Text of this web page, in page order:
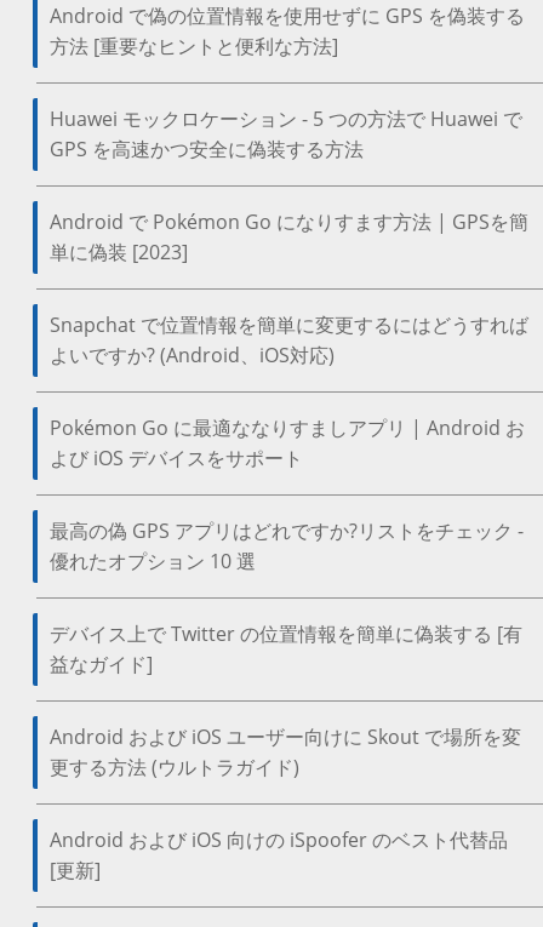
Android で偽の位置情報を使用せずに GPS を偽装する
方法 [重要なヒントと便利な方法]
Huawei モックロケーション - 5 つの方法で Huawei で
GPS を高速かつ安全に偽装する方法
Android で Pokémon Go になりすます方法 | GPSを簡
単に偽装 [2023]
Snapchat で位置情報を簡単に変更するにはどうすれば
よいですか? (Android、iOS対応)
Pokémon Go に最適ななりすましアプリ | Android お
よび iOS デバイスをサポート
最高の偽 GPS アプリはどれですか?リストをチェック -
優れたオプション 10 選
デバイス上で Twitter の位置情報を簡単に偽装する [有
益なガイド]
Android および iOS ユーザー向けに Skout で場所を変
更する方法 (ウルトラガイド)
Android および iOS 向けの iSpoofer のベスト代替品
[更新]